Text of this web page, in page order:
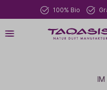
100% Bio
IM